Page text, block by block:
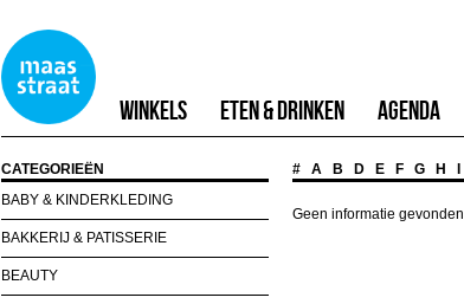
Winkels Eten & Drinken Agenda
CATEGORIEËN
BABY & KINDERKLEDING
BAKKERIJ & PATISSERIE
BEAUTY
# A B D E F G H
Geen informatie gevonden